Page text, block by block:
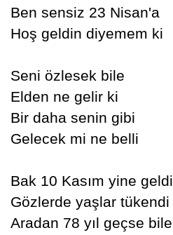
Ben sensiz 23 Nisan'a
Hoş geldin diyemem ki
Seni özlesek bile
Elden ne gelir ki
Bir daha senin gibi
Gelecek mi ne belli
Bak 10 Kasım yine geldi
Gözlerde yaşlar tükendi
Aradan 78 yıl geçse bile